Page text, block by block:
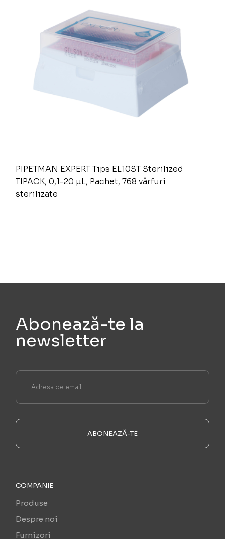
PIPETMAN EXPERT Tips EL10ST Sterilized
TIPACK, 0,1-20 µL, Pachet, 768 vârfuri
sterilizate
Abonează-te la
newsletter
ABONEAZĂ-TE
COMPANIE
Produse
Despre noi
Furnizori